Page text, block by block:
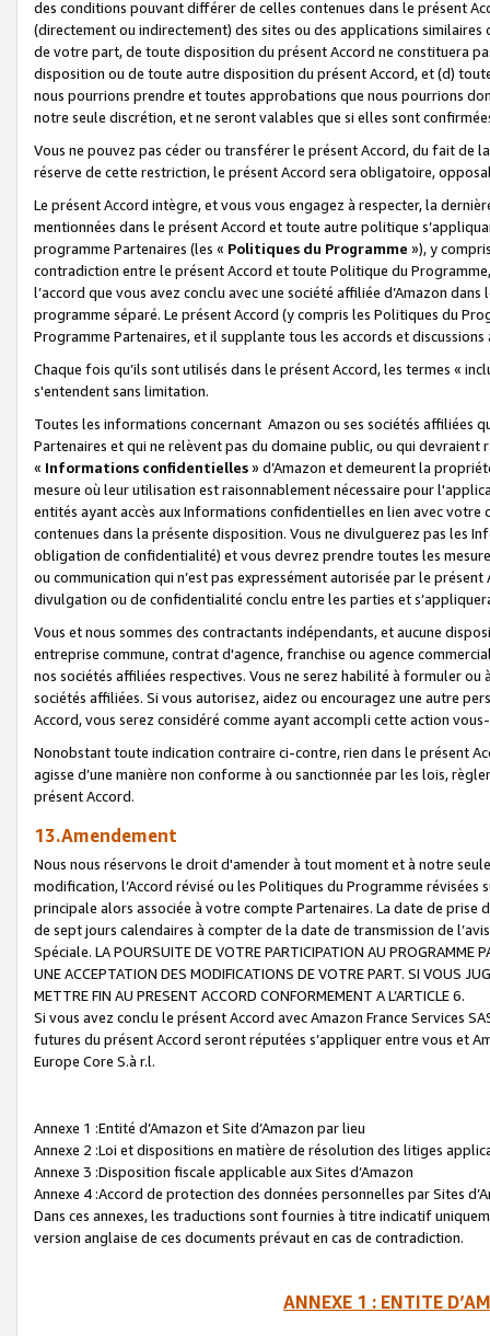
des conditions pouvant différer de celles contenues dans le présent
(directement ou indirectement) des sites ou des applications
de votre part, de toute disposition du présent Accord ne constituera
disposition ou de toute autre disposition du présent Accord, et (d)
nous pourrions prendre et toutes approbations que nous pourrions
notre seule discrétion, et ne seront valables que si elles sont
Vous ne pouvez pas céder ou transférer le présent Accord, du fait de
réserve de cette restriction, le présent Accord sera obligatoire,
Le présent Accord intègre, et vous vous engagez à respecter, la
mentionnées dans le présent Accord et toute autre politique
programme Partenaires (les « Politiques du Programme »), y
contradiction entre le présent Accord et toute Politique du
l’accord que vous avez conclu avec une société affiliée d’Amazon
programme séparé. Le présent Accord (y compris les Politiques du
Programme Partenaires, et il supplante tous les accords et discussions
Chaque fois qu’ils sont utilisés dans le présent Accord, les termes «
s'entendent sans limitation.
Toutes les informations concernant Amazon ou ses sociétés affiliées
Partenaires et qui ne relèvent pas du domaine public, ou qui
« Informations confidentielles» d’Amazon et demeurent la
mesure où leur utilisation est raisonnablement nécessaire pour
entités ayant accès aux Informations confidentielles en lien avec
contenues dans la présente disposition. Vous ne divulguerez pas les
obligation de confidentialité) et vous devrez prendre toutes les
ou communication qui n’est pas expressément autorisée par le
divulgation ou de confidentialité conclu entre les parties et
Vous et nous sommes des contractants indépendants, et aucune
entreprise commune, contrat d'agence, franchise ou agence
nos sociétés affiliées respectives. Vous ne serez habilité à formuler
sociétés affiliées. Si vous autorisez, aidez ou encouragez une autre
Accord, vous serez considéré comme ayant accompli cette action
Nonobstant toute indication contraire ci-contre, rien dans le présent
agisse d’une manière non conforme à ou sanctionnée par les lois,
présent Accord.
13.Amendement
Nous nous réservons le droit d'amender à tout moment et à notre
modification, l’Accord révisé ou les Politiques du Programme
principale alors associée à votre compte Partenaires. La date de
de sept jours calendaires à compter de la date de transmission de
Spéciale. LA POURSUITE DE VOTRE PARTICIPATION AU PROGRAMME
UNE ACCEPTATION DES MODIFICATIONS DE VOTRE PART. SI VOUS
METTRE FIN AU PRESENT ACCORD CONFORMEMENT A L’ARTICLE 6.
Si vous avez conclu le présent Accord avec Amazon France Services
futures du présent Accord seront réputées s’appliquer entre vous et
Europe Core S.à r.l.
Annexe 1 :Entité d’Amazon et Site d’Amazon par lieu
Annexe 2 :Loi et dispositions en matière de résolution des litiges
Annexe 3 :Disposition fiscale applicable aux Sites d’Amazon
Annexe 4 :Accord de protection des données personnelles par Sites
Dans ces annexes, les traductions sont fournies à titre indicatif
version anglaise de ces documents prévaut en cas de contradiction.
ANNEXE 1 : ENTITE